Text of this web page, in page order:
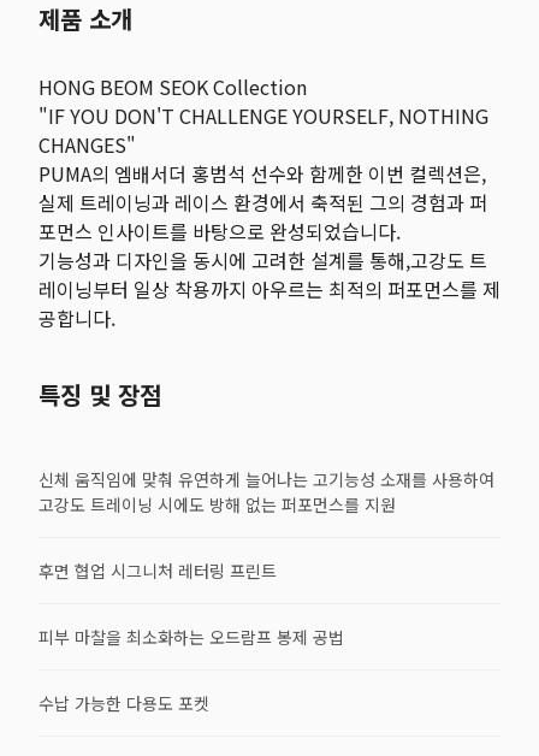
제품 소개
HONG BEOM SEOK Collection
"IF YOU DON'T CHALLENGE YOURSELF, NOTHING
CHANGES"
PUMA의 엠배서더 홍범석 선수와 함께한 이번 컬렉션은,
실제 트레이닝과 레이스 환경에서 축적된 그의 경험과 퍼
포먼스 인사이트를 바탕으로 완성되었습니다.
기능성과 디자인을 동시에 고려한 설계를 통해,고강도 트
레이닝부터 일상 착용까지 아우르는 최적의 퍼포먼스를 제
공합니다.
특징 및 장점
신체 움직임에 맞춰 유연하게 늘어나는 고기능성 소재를 사용하여
고강도 트레이닝 시에도 방해 없는 퍼포먼스를 지원
후면 협업 시그니처 레터링 프린트
피부 마찰을 최소화하는 오드람프 봉제 공법
수납 가능한 다용도 포켓